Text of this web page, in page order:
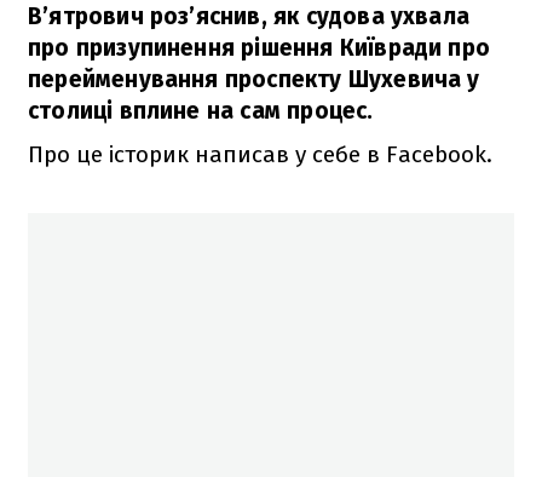
В’ятрович роз’яснив, як судова ухвала
про призупинення рішення Київради про
перейменування проспекту Шухевича у
столиці вплине на сам процес.
Про це історик написав у себе в Facebook.